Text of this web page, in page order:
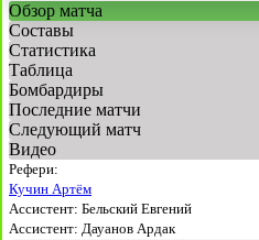
Обзор матча
Составы
Статистика
Таблица
Бомбардиры
Последние матчи
Следующий матч
Видео
Рефери:
Кучин Артём
Ассистент: Бельский Евгений
Ассистент: Дауанов Ардак